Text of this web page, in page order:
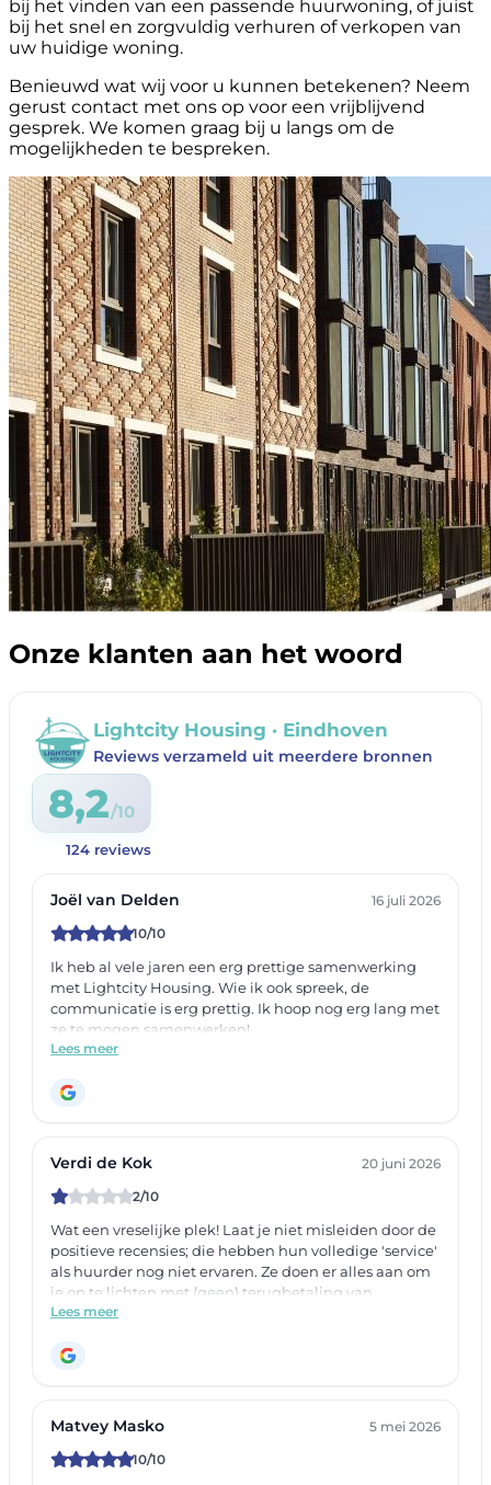
bij het vinden van een passende huurwoning, of juist
bij het snel en zorgvuldig verhuren of verkopen van
uw huidige woning.
Benieuwd wat wij voor u kunnen betekenen? Neem
gerust contact met ons op voor een vrijblijvend
gesprek. We komen graag bij u langs om de
mogelijkheden te bespreken.
Onze klanten aan het woord